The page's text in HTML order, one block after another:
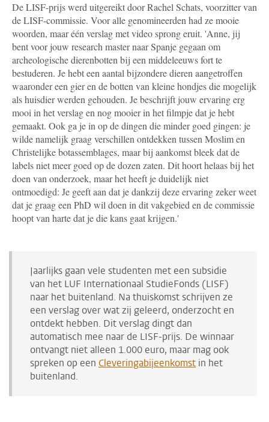
De LISF-prijs werd uitgereikt door Rachel Schats, voorzitter van
de LISF-commissie. Voor alle genomineerden had ze mooie
woorden, maar één verslag met video sprong eruit. 'Anne, jij
bent voor jouw research master naar Spanje gegaan om
archeologische dierenbotten bij een middeleeuws fort te
bestuderen. Je hebt een aantal bijzondere dieren aangetroffen
waaronder een gier en de botten van kleine hondjes die mogelijk
als huisdier werden gehouden. Je beschrijft jouw ervaring erg
mooi in het verslag en nog mooier in het filmpje dat je hebt
gemaakt. Ook ga je in op de dingen die minder goed gingen: je
wilde namelijk graag verschillen ontdekken tussen Moslim en
Christelijke botassemblages, maar bij aankomst bleek dat de
labels niet meer goed op de dozen zaten. Dit hoort helaas bij het
doen van onderzoek, maar het heeft je duidelijk niet
ontmoedigd: Je geeft aan dat je dankzij deze ervaring zeker weet
dat je graag een PhD wil doen in dit vakgebied en de commissie
hoopt van harte dat je die kans gaat krijgen.'
Jaarlijks gaan vele studenten met een subsidie
van het LUF Internationaal StudieFonds (LISF)
naar het buitenland. Na thuiskomst schrijven ze
een verslag over wat zij geleerd, onderzocht en
ontdekt hebben. Dit verslag dingt dan
automatisch mee naar de LISF-prijs. De winnaar
ontvangt niet alleen 1.000 euro, maar mag ook
spreken op een Cleveringabijeenkomst in het
buitenland.